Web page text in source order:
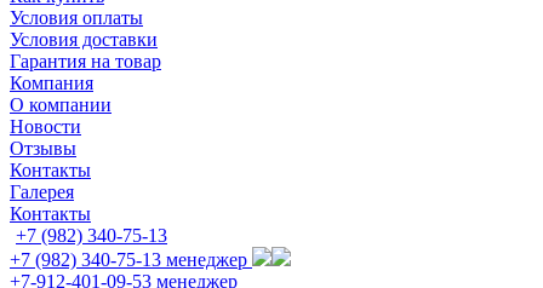
Условия оплаты
Условия доставки
Гарантия на товар
Компания
О компании
Новости
Отзывы
Контакты
Галерея
Контакты
+7 (982) 340-75-13
+7 (982) 340-75-13 менеджер
+7-912-401-09-53 менеджер